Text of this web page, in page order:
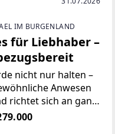
IM BURGENLAND
für Liebhaber –
nicht nur halten –
Anwesen
richtet sich an ganz
die sich den